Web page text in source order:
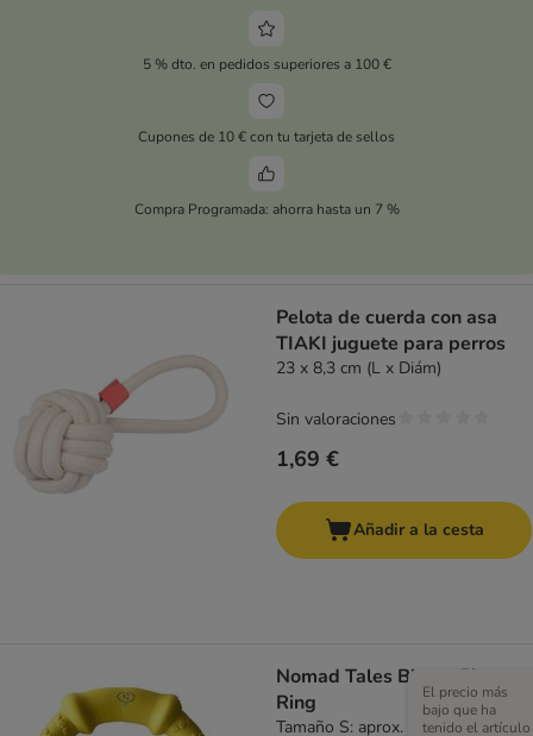
5 % dto. en pedidos superiores a 100 €
Cupones de 10 € con tu tarjeta de sellos
Compra Programada: ahorra hasta un 7 %
Pelota de cuerda con asa
TIAKI juguete para perros
23 x 8,3 cm (L x Diám)
1,69 €
Sin valoraciones
Añadir a la cesta
Nomad Tales Bloom Fitness
Ring
Tamaño S: aprox. 18 cm (Diám)
El precio más
bajo que ha
tenido el artículo